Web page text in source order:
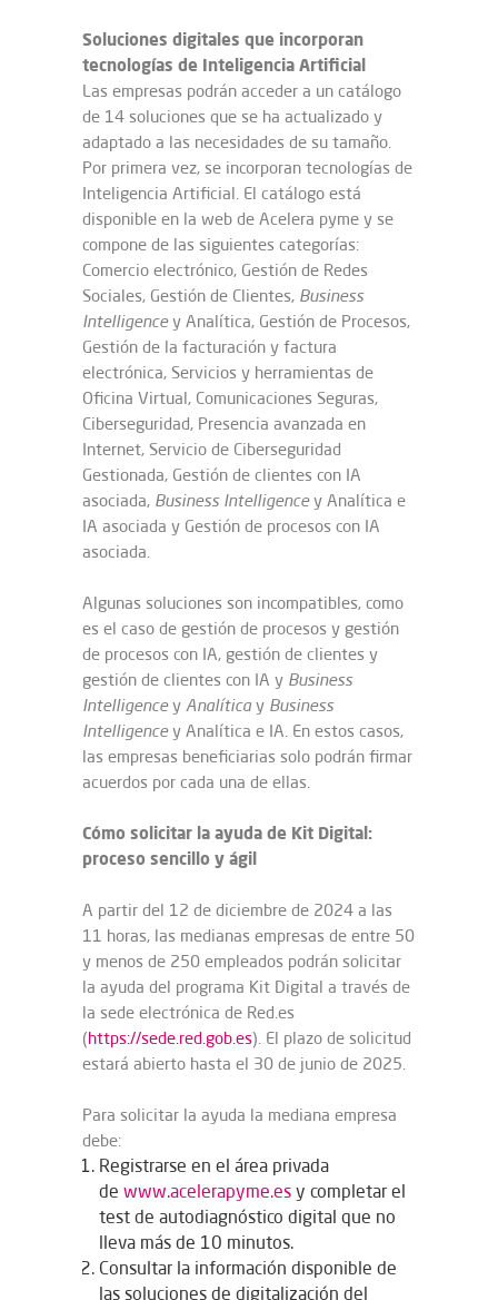
Soluciones digitales que incorporan
tecnologías de Inteligencia Artificial
Las empresas podrán acceder a un catálogo
de 14 soluciones que se ha actualizado y
adaptado a las necesidades de su tamaño.
Por primera vez, se incorporan tecnologías de
Inteligencia Artificial. El catálogo está
disponible en la web de Acelera pyme y se
compone de las siguientes categorías:
Comercio electrónico, Gestión de Redes
Sociales, Gestión de Clientes, Business
Intelligencey Analítica, Gestión de Procesos,
Gestión de la facturación y factura
electrónica, Servicios y herramientas de
Oficina Virtual, Comunicaciones Seguras,
Ciberseguridad, Presencia avanzada en
Internet, Servicio de Ciberseguridad
Gestionada, Gestión de clientes con IA
asociada, Business Intelligencey Analítica e
IA asociada y Gestión de procesos con IA
asociada.
Algunas soluciones son incompatibles, como
es el caso de gestión de procesos y gestión
de procesos con IA, gestión de clientes y
gestión de clientes con IA y Business
Intelligencey Analítica y Business
Intelligencey Analítica e IA. En estos casos,
las empresas beneficiarias solo podrán firmar
acuerdos por cada una de ellas.
Cómo solicitar la ayuda de Kit Digital:
proceso sencillo y ágil
A partir del 12 de diciembre de 2024 a las
11 horas, las medianas empresas de entre 50
y menos de 250 empleados podrán solicitar
la ayuda del programa Kit Digital a través de
la sede electrónica de Red.es
(https://sede.red.gob.es). El plazo de solicitud
estará abierto hasta el 30 de junio de 2025.
Para solicitar la ayuda la mediana empresa
debe:
Registrarse en el área privada
de www.acelerapyme.es y completar el
test de autodiagnóstico digital que no
lleva más de 10 minutos.
Consultar la información disponible de
las soluciones de digitalización del